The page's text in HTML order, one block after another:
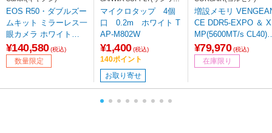
EOS R50・ダブルズー
ムキット ミラーレス一
眼カメラ ホワイト
［ズームレンズ+ズー
ムレンズ］
¥140,580 (税込)
数量限定
プライ)
マイクロタップ 4個
口 0.2m ホワイト T
AP-M802W
¥1,400 (税込)
140ポイント
お取り寄せ
増設メモリ
CE DDR5-EXPO ＆ X
MP(5600MT/s CL40)
グレー
B5600Z40 ［DIMM
R5 /16GB /2枚］
¥79,970 (税込)
在庫限り